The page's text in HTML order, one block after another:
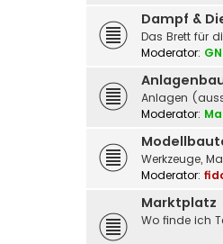
Dampf &
Das Brett für
Moderator:
Anlagen
Moderator:
Werkzeuge,
Moderator:
Marktplatz
Wo finde ich